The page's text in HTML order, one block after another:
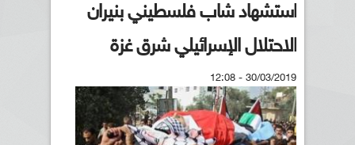
استشهاد شاب فلسطيني بنيران
الاحتلال الإسرائيلي شرق غزة
30/03/2019 - 12:08